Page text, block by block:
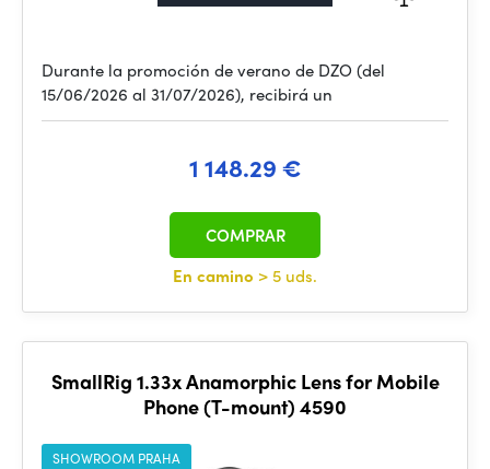
Durante la promoción de verano de DZO (del
15/06/2026 al 31/07/2026), recibirá un
1 148.29 €
En camino > 5 uds.
COMPRAR
SmallRig 1.33x Anamorphic Lens for Mobile
Phone (T-mount) 4590
SHOWROOM PRAHA